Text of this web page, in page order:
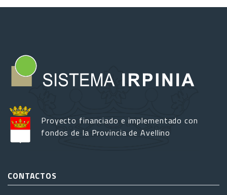
Proyecto financiado e implementado con
fondos de la Provincia de Avellino
CONTACTOS